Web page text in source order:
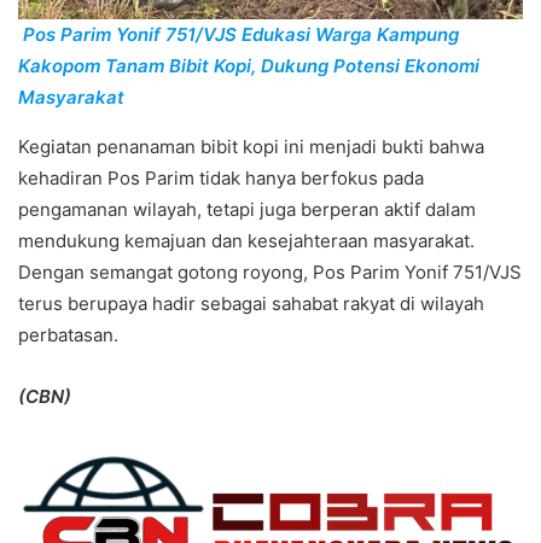
Pos Parim Yonif 751/VJS Edukasi Warga Kampung
Kakopom Tanam Bibit Kopi, Dukung Potensi Ekonomi
Masyarakat
Kegiatan penanaman bibit kopi ini menjadi bukti bahwa
kehadiran Pos Parim tidak hanya berfokus pada
pengamanan wilayah, tetapi juga berperan aktif dalam
mendukung kemajuan dan kesejahteraan masyarakat.
Dengan semangat gotong royong, Pos Parim Yonif 751/VJS
terus berupaya hadir sebagai sahabat rakyat di wilayah
perbatasan.
(CBN)